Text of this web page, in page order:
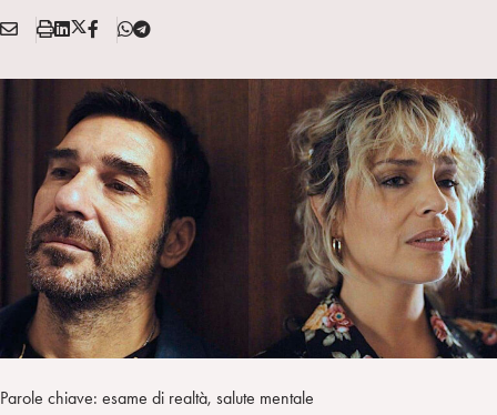
Condividi:
E
A
S
a
L
n
d
i
n
X
T
w
i
t
t
e
r
F
T
l
e
g
r
a
m
Parole chiave: esame di realtà, salute mentale